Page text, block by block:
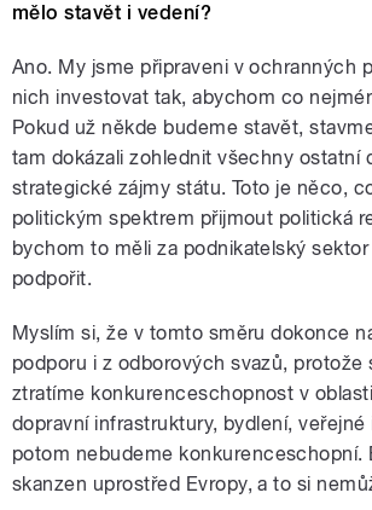
mělo stavět i vedení?
Ano. My jsme připraveni v ochranných
nich investovat tak, abychom co
Pokud už někde budeme stavět,
tam dokázali zohlednit všechny ostatní
strategické zájmy státu. Toto je něco,
politickým spektrem přijmout politická
bychom to měli za podnikatelský
podpořit.
Myslím si, že v tomto směru dokonce
podporu i z odborových svazů, protože
ztratíme konkurenceschopnost v
dopravní infrastruktury, bydlení,
potom nebudeme konkurenceschopní.
skanzen uprostřed Evropy, a to si